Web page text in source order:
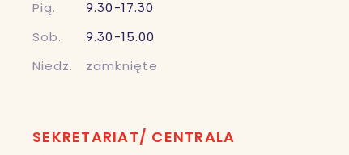
Pią.
9.30-17.30
Sob.
9.30-15.00
Niedz.
zamknięte
SEKRETARIAT/ CENTRALA